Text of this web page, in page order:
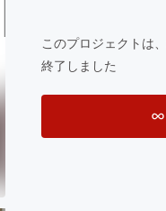
このプロジェクトは、
終了しました